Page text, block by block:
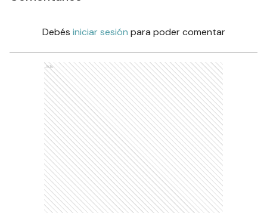
Debés iniciar sesión para poder comentar
Ads